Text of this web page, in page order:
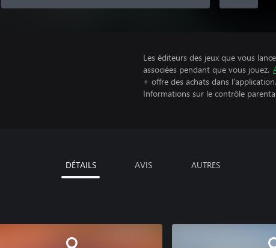
Les éditeurs des jeux que vous
associées pendant que vous jouez.
+ offre des achats dans l'application.
Informations sur le contrôle
DÉTAILS AVIS AUTRES